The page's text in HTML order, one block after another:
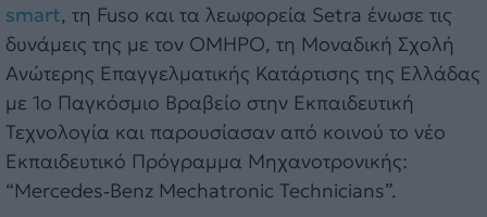
smart, τη Fuso και τα λεωφορεία Setra ένωσε τις
δυνάμεις της με τον ΟΜΗΡΟ, τη Μοναδική Σχολή
Ανώτερης Επαγγελματικής Κατάρτισης της Ελλάδας
με 1ο Παγκόσμιο Βραβείο στην Εκπαιδευτική
Τεχνολογία και παρουσίασαν από κοινού το νέο
Εκπαιδευτικό Πρόγραμμα Μηχανοτρονικής:
“Mercedes‑Benz Mechatronic Technicians”.